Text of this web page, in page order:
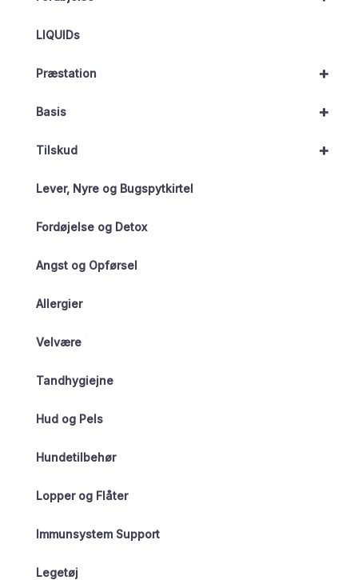
LIQUIDs
+
Præstation
+
Basis
+
Tilskud
Lever, Nyre og Bugspytkirtel
Fordøjelse og Detox
Angst og Opførsel
Allergier
Velvære
Tandhygiejne
Hud og Pels
Hundetilbehør
Lopper og Flåter
Immunsystem Support
Legetøj